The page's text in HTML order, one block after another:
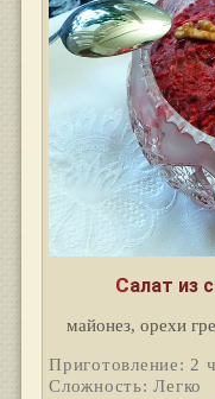
Салат из
майонез, орехи
Приготовление: 2 ч
Сложность: Легко